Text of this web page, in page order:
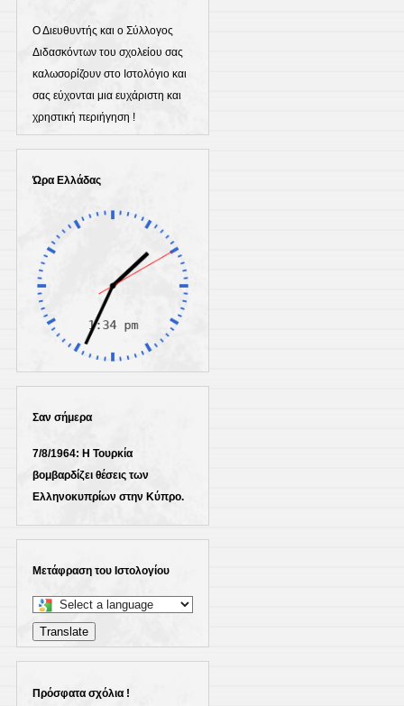
Ο Διευθυντής και ο Σύλλογος
Διδασκόντων του σχολείου σας
καλωσορίζουν στο Ιστολόγιο και
σας εύχονται μια ευχάριστη και
χρηστική περιήγηση !
Ώρα Ελλάδας
Σαν σήμερα
7/8/1964: Η Τουρκία
βομβαρδίζει θέσεις των
Ελληνοκυπρίων στην Κύπρο.
Μετάφραση του Ιστολογίου
Select
a
language
translate
Translate
Πρόσφατα σχόλια !